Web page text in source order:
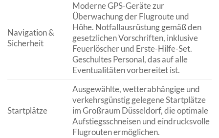
Navigation &
Sicherheit
Moderne GPS-Geräte zur
Überwachung der Flugroute und
Höhe. Notfallausrüstung gemäß den
gesetzlichen Vorschriften, inklusive
Feuerlöscher und Erste-Hilfe-Set.
Geschultes Personal, das auf alle
Eventualitäten vorbereitet ist.
Startplätze
Ausgewählte, wetterabhängige und
verkehrsgünstig gelegene Startplätze
im Großraum Düsseldorf, die optimale
Aufstiegsschneisen und eindrucksvolle
Flugrouten ermöglichen.